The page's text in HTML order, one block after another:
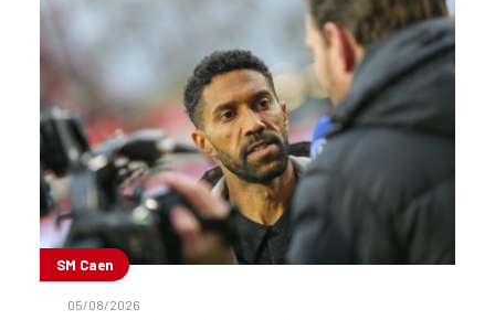
SM Caen
05/08/2026